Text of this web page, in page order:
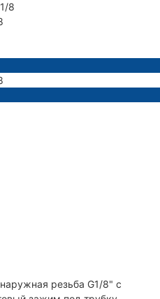
резьба G1/8" с